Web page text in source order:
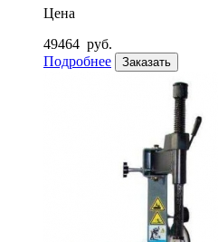
Цена
49464 руб.
Подробнее
Заказать